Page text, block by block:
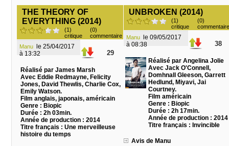
THE THEORY OF
EVERYTHING (2014)
(1)
critique
(0)
commentaire
Manu
à 13:32
29
Réalisé par James Marsh
Avec Eddie Redmayne, Felicity
Jones, David Thewlis, Charlie Cox,
Emily Watson.
Film anglais, japonais, américain
Genre : Biopic
Durée : 2h 03min.
Année de production : 2014
Titre français : Une merveilleuse
histoire du temps
UNBROKEN (2014)
(1)
critique
(0)
commentaire
Manu
à 08:38
38
Réalisé par Angelina Jolie
Avec Jack O'Connell,
Domhnall Gleeson, Garrett
Hedlund, Miyavi, Jai
Courtney.
Film américain
Genre : Biopic
Durée : 2h 17min.
Année de production : 2014
Titre français : Invincible
Avis de Manu